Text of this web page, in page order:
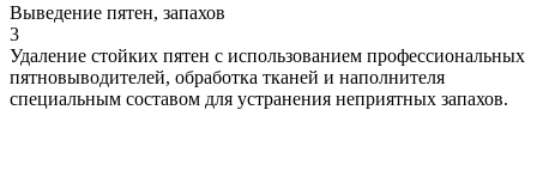
Выведение пятен, запахов
3
Удаление стойких пятен с использованием профессиональных
пятновыводителей, обработка тканей и наполнителя
специальным составом для устранения неприятных запахов.